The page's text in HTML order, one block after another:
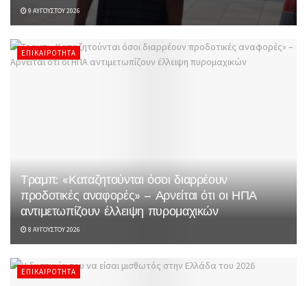
9 ΑΥΓΟΎΣΤΟΥ 2026
ΕΠΙΚΑΙΡΌΤΗΤΑ
Τραμπ: «Καταζητούνται όσοι διαρρέουν
προδοτικές αναφορές» – Αρνείται ότι οι ΗΠΑ
αντιμετωπίζουν έλλειψη πυρομαχικών
8 ΑΥΓΟΎΣΤΟΥ 2026
ΕΠΙΚΑΙΡΌΤΗΤΑ